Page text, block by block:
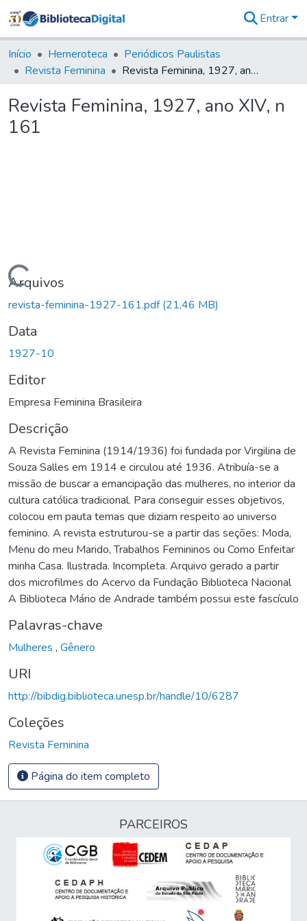
&
Coleções
Tudo na
Digital
Entrar
Início Hemeroteca
Periódicos Paulistas
Revista Feminina
Revista Feminina, 1927, ano XIV, n 161
Revista Feminina, 1927, ano XIV, n
161
Carregando...
Arquivos
revista-feminina-1927-161.pdf(21,46 MB)
Data
1927-10
Editor
Empresa Feminina Brasileira
Descrição
A Revista Feminina (1914/1936) foi fundada por Virgilina de
Souza Salles em 1914 e circulou até 1936. Atribuía-se a
missão de buscar a emancipação das mulheres, no interior da
cultura católica tradicional. Para conseguir esses objetivos,
colocou em pauta temas que diziam respeito ao universo
feminino. A revista estruturou-se a partir das seções: Moda,
Menu do meu Marido, Trabalhos Femininos ou Como Enfeitar
minha Casa. Ilustrada. Incompleta. Arquivo gerado a partir
dos microfilmes do Acervo da Fundação Biblioteca Nacional
A Biblioteca Mário de Andrade também possui este fascículo
Palavras-chave
Mulheres , Gênero
URI
http://bibdig.biblioteca.unesp.br/handle/10/6287
Coleções
Revista Feminina
Página do item completo
PARCEIROS